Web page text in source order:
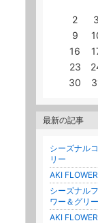
2
3
9
16
23
30
最新の記事
シーズナル
リー
AKI
シーズナル
ワー＆グリ
AKI